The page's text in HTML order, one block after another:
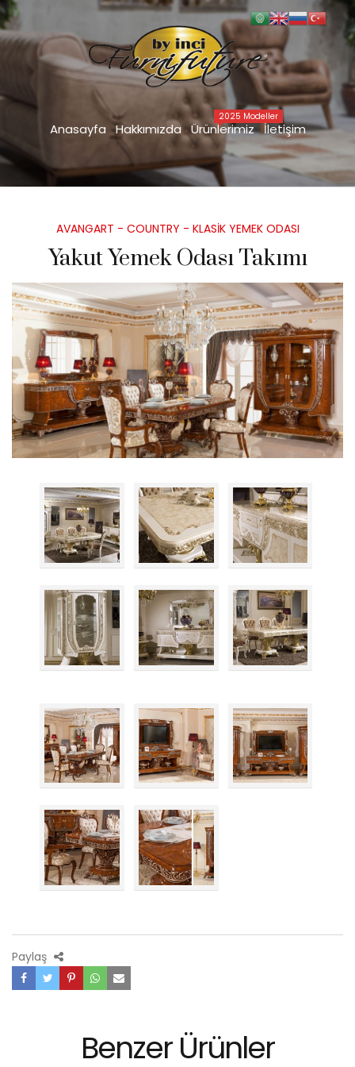
Anasayfa Hakkımızda Ürünlerimiz
2025 Modeller
İletişim
YEMEK ODASI TAKIMLARI
AVANGART - COUNTRY - KLASİK YEMEK ODASI Yakut Yemek Odası Takımı
Posted
in
AVANGART - COUNTRY - KLASİK YEMEK ODASI
Yakut Yemek Odası Takımı
Paylaş
Benzer Ürünler